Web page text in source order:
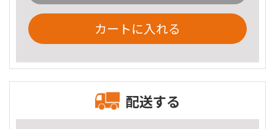
カートに入れる
配送する